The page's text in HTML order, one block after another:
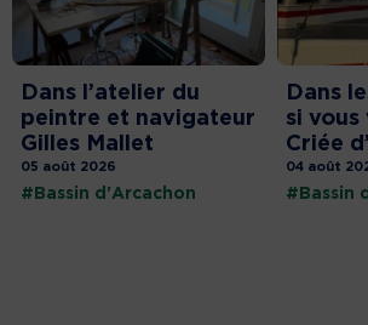
Dans l’atelier du
peintre et navigateur
Gilles Mallet
05 août 2026
#Bassin d'Arcachon
Dans
si vous
Criée
04 août
#Bassin